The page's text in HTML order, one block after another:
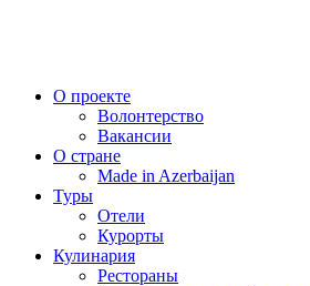
О проекте
Волонтерство
Вакансии
О стране
Made in Azerbaijan
Туры
Отели
Курорты
Кулинария
Рестораны